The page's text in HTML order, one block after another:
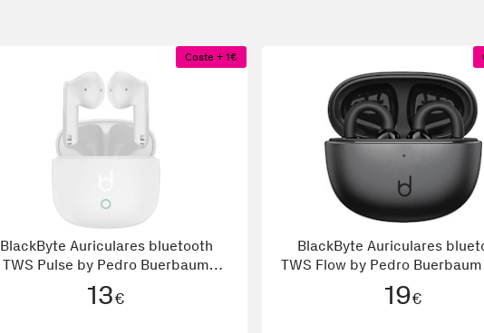
Coste + 1€
BlackByte Auriculares bluetooth
TWS Pulse by Pedro Buerbaum
Blanco
13€
BlackByte Auriculares
TWS Flow by Pedro
19€